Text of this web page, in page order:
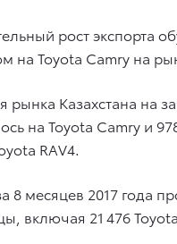
рост экспорта
на Toyota Camry на
рынка Казахстана на
на Toyota Camry и
RAV4.
8 месяцев 2017 года
включая 21 476